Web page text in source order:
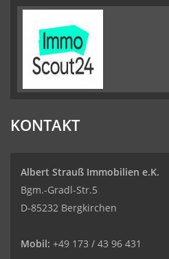
KONTAKT
Albert Strauß Immobilien e.K.
Bgm.-Gradl-Str.5
D-85232 Bergkirchen
Mobil: +49 173 / 43 96 431